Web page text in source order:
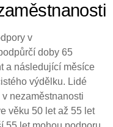
v
doby 65
a následující měsíce
výdělku. Lidé
nezaměstnanosti
věku 50 let až 55 let